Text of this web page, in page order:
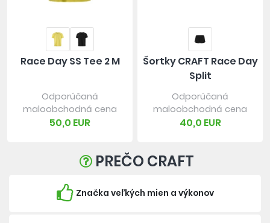
Race Day SS Tee 2 M
Odporúčaná
maloobchodná cena
50,0 EUR
Šortky CRAFT Race Day
Split
Odporúčaná
maloobchodná cena
40,0 EUR
PREČO CRAFT
Značka veľkých mien a výkonov